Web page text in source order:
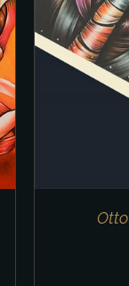
IN